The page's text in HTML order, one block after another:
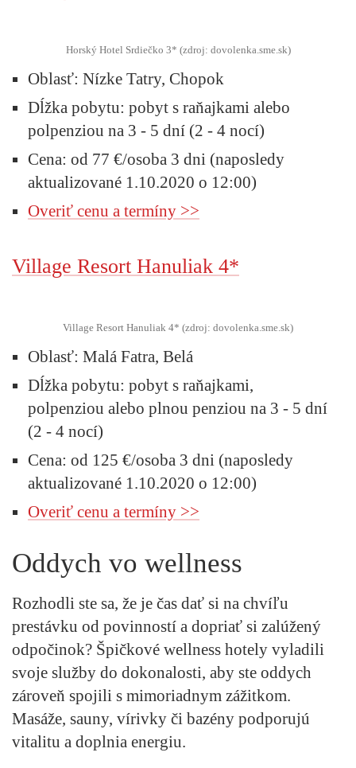
Horský Hotel Srdiečko 3* (zdroj: dovolenka.sme.sk)
Oblasť: Nízke Tatry, Chopok
Dĺžka pobytu: pobyt s raňajkami alebo
polpenziou na 3 - 5 dní (2 - 4 nocí)
Cena: od 77 €/osoba 3 dni (naposledy
aktualizované 1.10.2020 o 12:00)
Overiť cenu a termíny >>
Village Resort Hanuliak 4*
Village Resort Hanuliak 4* (zdroj: dovolenka.sme.sk)
Oblasť: Malá Fatra, Belá
Dĺžka pobytu: pobyt s raňajkami,
polpenziou alebo plnou penziou na 3 - 5 dní
(2 - 4 nocí)
Cena: od 125 €/osoba 3 dni (naposledy
aktualizované 1.10.2020 o 12:00)
Overiť cenu a termíny >>
Oddych vo wellness
Rozhodli ste sa, že je čas dať si na chvíľu
prestávku od povinností a dopriať si zalúžený
odpočinok? Špičkové wellness hotely vyladili
svoje služby do dokonalosti, aby ste oddych
zároveň spojili s mimoriadnym zážitkom.
Masáže, sauny, vírivky či bazény podporujú
vitalitu a doplnia energiu.